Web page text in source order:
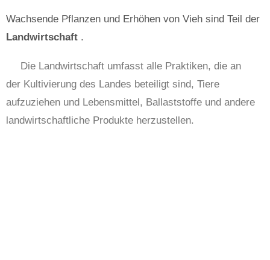
Wachsende Pflanzen und Erhöhen von Vieh sind Teil der
Landwirtschaft .
Die Landwirtschaft umfasst alle Praktiken, die an
der Kultivierung des Landes beteiligt sind, Tiere
aufzuziehen und Lebensmittel, Ballaststoffe und andere
landwirtschaftliche Produkte herzustellen.